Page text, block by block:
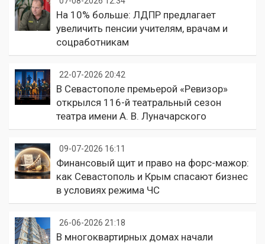
На 10% больше: ЛДПР предлагает
увеличить пенсии учителям, врачам и
соцработникам
22-07-2026 20:42
В Севастополе премьерой «Ревизор»
открылся 116-й театральный сезон
театра имени А. В. Луначарского
09-07-2026 16:11
Финансовый щит и право на форс-мажор:
как Севастополь и Крым спасают бизнес
в условиях режима ЧС
26-06-2026 21:18
В многоквартирных домах начали